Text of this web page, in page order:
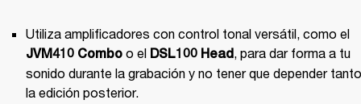
JVM410 Combo o el DSL100 Head, para dar forma a tu
sonido durante la grabación y no tener que depender
la edición posterior.